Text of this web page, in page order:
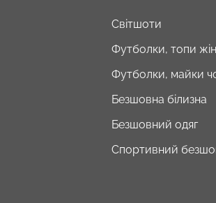
Світшоти
Футболки, топи
Футболки, майки
Безшовна білизна
Безшовний одяг
Спортивний